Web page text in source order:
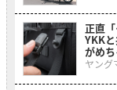
正直
YKK
がめ
ヤング